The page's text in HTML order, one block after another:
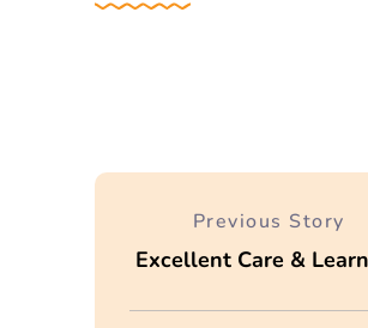
Previous Story
Excellent Care &